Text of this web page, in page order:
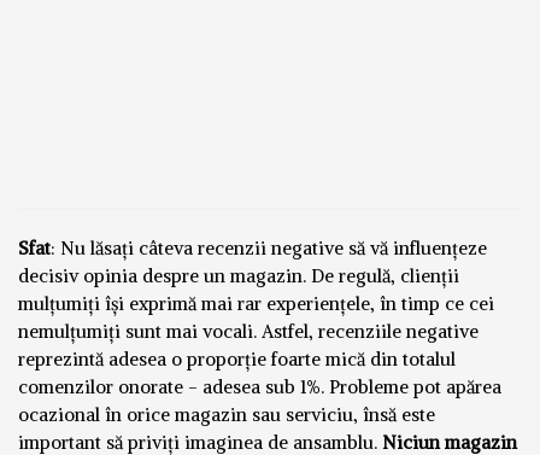
Sfat: Nu lăsați câteva recenzii negative să vă influențeze
decisiv opinia despre un magazin. De regulă, clienții
mulțumiți își exprimă mai rar experiențele, în timp ce cei
nemulțumiți sunt mai vocali. Astfel, recenziile negative
reprezintă adesea o proporție foarte mică din totalul
comenzilor onorate - adesea sub 1%. Probleme pot apărea
ocazional în orice magazin sau serviciu, însă este
important să priviți imaginea de ansamblu. Niciun magazin